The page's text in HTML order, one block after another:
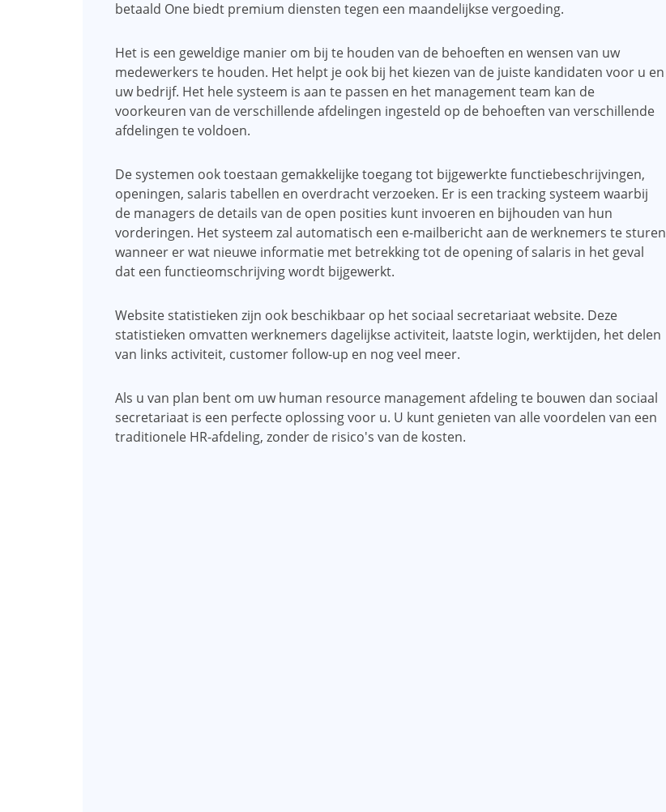
betaald One biedt premium diensten tegen een maandelijkse vergoeding.
Het is een geweldige manier om bij te houden van de behoeften en wensen van uw
medewerkers te houden. Het helpt je ook bij het kiezen van de juiste kandidaten voor u en
uw bedrijf. Het hele systeem is aan te passen en het management team kan de
voorkeuren van de verschillende afdelingen ingesteld op de behoeften van verschillende
afdelingen te voldoen.
De systemen ook toestaan ​​gemakkelijke toegang tot bijgewerkte functiebeschrijvingen,
openingen, salaris tabellen en overdracht verzoeken. Er is een tracking systeem waarbij
de managers de details van de open posities kunt invoeren en bijhouden van hun
vorderingen. Het systeem zal automatisch een e-mailbericht aan de werknemers te sturen
wanneer er wat nieuwe informatie met betrekking tot de opening of salaris in het geval
dat een functieomschrijving wordt bijgewerkt.
Website statistieken zijn ook beschikbaar op het sociaal secretariaat website. Deze
statistieken omvatten werknemers dagelijkse activiteit, laatste login, werktijden, het delen
van links activiteit, customer follow-up en nog veel meer.
Als u van plan bent om uw human resource management afdeling te bouwen dan sociaal
secretariaat is een perfecte oplossing voor u. U kunt genieten van alle voordelen van een
traditionele HR-afdeling, zonder de risico's van de kosten.